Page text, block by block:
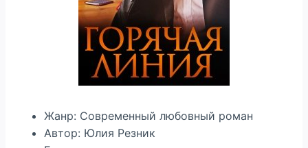
Жанр: Современный любовный роман
Автор: Юлия Резник